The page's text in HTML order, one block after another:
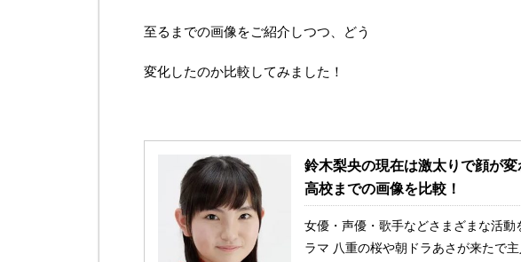
至るまでの画像をご紹介しつつ、どう
変化したのか比較してみました！
鈴木梨央の現在は激太りで顔が
高校までの画像を比較！
女優・声優・歌手などさまざまな活
ラマ 八重の桜や朝ドラあさが来たで